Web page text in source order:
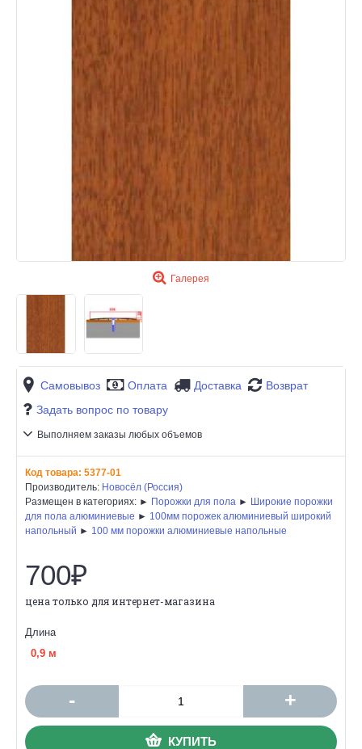
Галерея
Самовывоз Оплата Доставка
Возврат
Задать вопрос по товару
Выполняем заказы любых объемов
Код товара: 5377-01
Производитель: Новосёл (Россия)
Размещен в категориях: ► Порожки для пола ► Широкие порожки
для пола алюминиевые ► 100мм порожек алюминиевый широкий
напольный ► 100 мм порожки алюминиевые напольные
700₽
цена только для интернет-магазина
Длина
0,9 м
- +
КУПИТЬ